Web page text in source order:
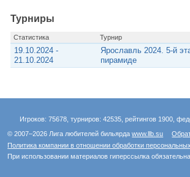
Турниры
Статистика Турнир
19.10.2024 -
21.10.2024
Ярославль 2024. 5-й
пирамиде
Игроков: 75678, турниров: 42535, рейтингов 1900,
© 2007–2026 Лига любителей бильярдаwww.llb.su
Политика компании в отношении обработки
При использовании материалов гиперссылка обязательна.